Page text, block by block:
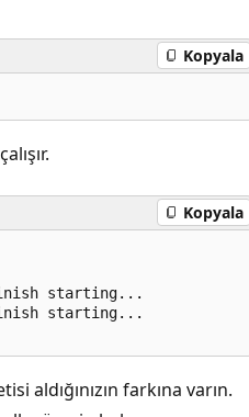
Kopyala
Kopyala
starting...
starting...
aldığınızın farkına varın.